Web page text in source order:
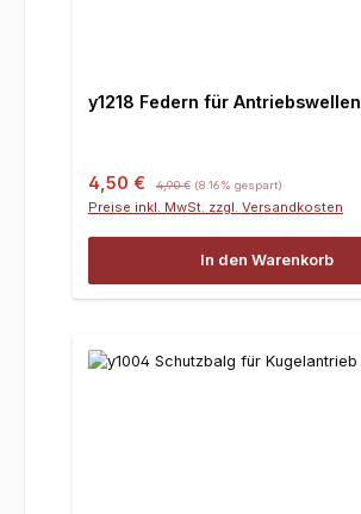
y1218 Federn für Antriebswellen
Verkaufspreis:
4,50 € 4,90 € (8.16% gespart)
Preise inkl. MwSt. zzgl. Versandkosten
In den Warenkorb